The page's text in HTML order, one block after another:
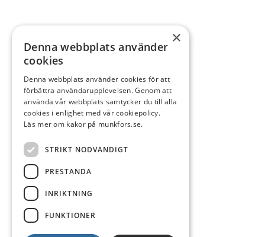
×
Denna webbplats använder
cookies
Denna webbplats använder cookies för att
förbättra användarupplevelsen. Genom att
använda vår webbplats samtycker du till alla
cookies i enlighet med vår cookiepolicy.
Läs mer om kakor på munkfors.se.
STRIKT NÖDVÄNDIGT
PRESTANDA
INRIKTNING
FUNKTIONER